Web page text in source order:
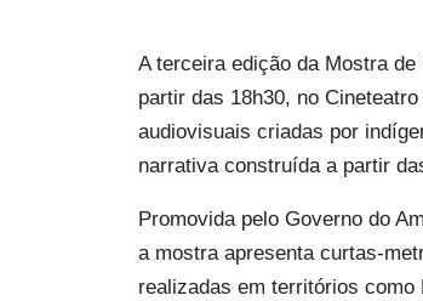
A terceira edição da Mostra
partir das 18h30, no
audiovisuais criadas por
narrativa construída a partir
Promovida pelo Governo do
a mostra apresenta curtas-
realizadas em territórios como